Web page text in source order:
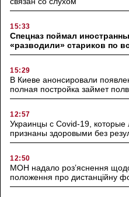
15:33
Спецназ поймал
«разводили» стариков по
15:29
В Киеве анонсировали
полная постройка займет
12:57
Украинцы с Covid-19, которые
признаны здоровыми без
12:50
МОН надало роз’яснення
положення про дистанційну